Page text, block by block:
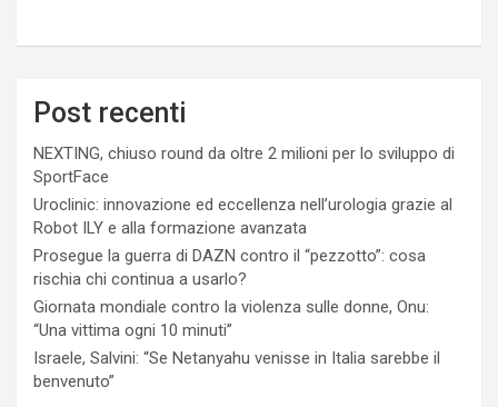
Post recenti
NEXTING, chiuso round da oltre 2 milioni per lo sviluppo di
SportFace
Uroclinic: innovazione ed eccellenza nell’urologia grazie al
Robot ILY e alla formazione avanzata
Prosegue la guerra di DAZN contro il “pezzotto”: cosa
rischia chi continua a usarlo?
Giornata mondiale contro la violenza sulle donne, Onu:
“Una vittima ogni 10 minuti”
Israele, Salvini: “Se Netanyahu venisse in Italia sarebbe il
benvenuto”